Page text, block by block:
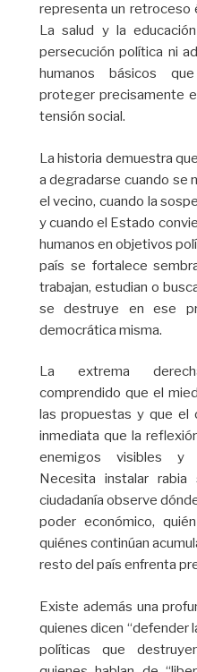
representa un retroceso
La salud y la
persecución política ni
humanos básicos
proteger precisamente
tensión social.
La historia demuestra
a degradarse cuando se
el vecino, cuando la
y cuando el Estado
humanos en objetivos
país se fortalece
trabajan, estudian o
se destruye en ese
democrática misma.
La extrema
comprendido que el
las propuestas y que el
inmediata que la
enemigos visibles y
Necesita instalar
ciudadanía observe
poder económico,
quiénes continúan
resto del país enfrenta
Existe además una
quienes dicen “defender
políticas que